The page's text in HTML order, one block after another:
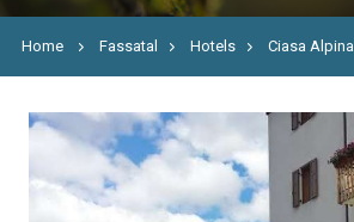
Home Fassatal Hotels Ciasa Alpina